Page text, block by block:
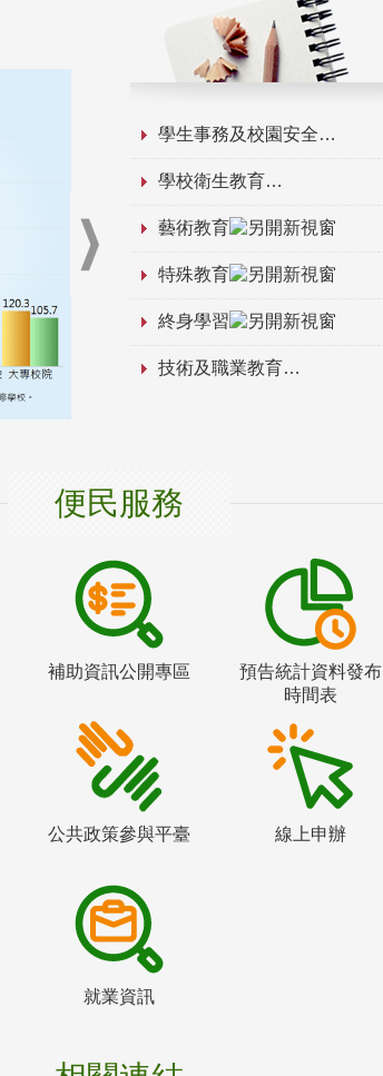
學生事務及校園安全
學校衛生教育
藝術教育
特殊教育
終身學習
技術及職業教育
便民服務
補助資訊公開專區
預告統計資料發布
時間表
公共政策參與平臺 線上申辦
就業資訊